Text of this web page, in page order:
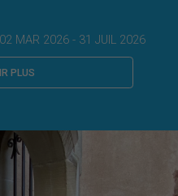
02 MAR 2026 - 31 JUIL 2026
PLUS